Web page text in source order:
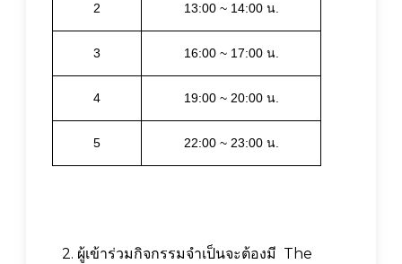
2 13:00 ~ 14:00 น.
3 16:00 ~ 17:00 น.
4 19:00 ~ 20:00 น.
5 22:00 ~ 23:00 น.
2. ผู้เข้าร่วมกิจกรรมจำเป็นจะต้องมี The